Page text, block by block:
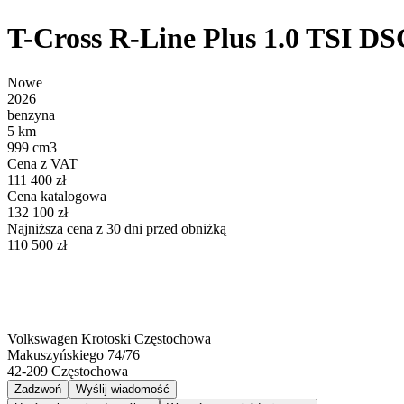
T-Cross R-Line Plus 1.0 TSI
Nowe
2026
benzyna
5 km
999 cm3
Cena z VAT
111 400 zł
Cena katalogowa
132 100 zł
Najniższa cena z 30 dni przed obniżką
110 500 zł
Volkswagen Krotoski Częstochowa
Makuszyńskiego 74/76
42-209 Częstochowa
Zadzwoń
Wyślij wiadomość